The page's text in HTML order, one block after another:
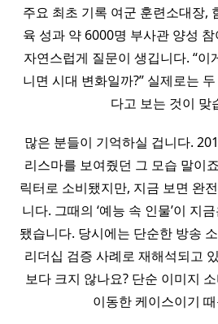
주요 최초 기록 여군 훈련소대장,
육 성과 약 6000명 부사관 양성
자연스럽게 질문이 생깁니다. “이
니면 시대 변화일까?” 실제로는
다고 보는 것이 맞
많은 분들이 기억하실 겁니다.
리스마를 보여줬던 그 모습 말이
릭터로 소비됐지만, 지금 보면 완
니다. 그때의 ‘예능 속 인물’이 지
됐습니다. 당시에는 단순한 방송
리더십 검증 사례로 재해석되고
보다 크지 않나요? 단순 이미지
이동한 케이스이기